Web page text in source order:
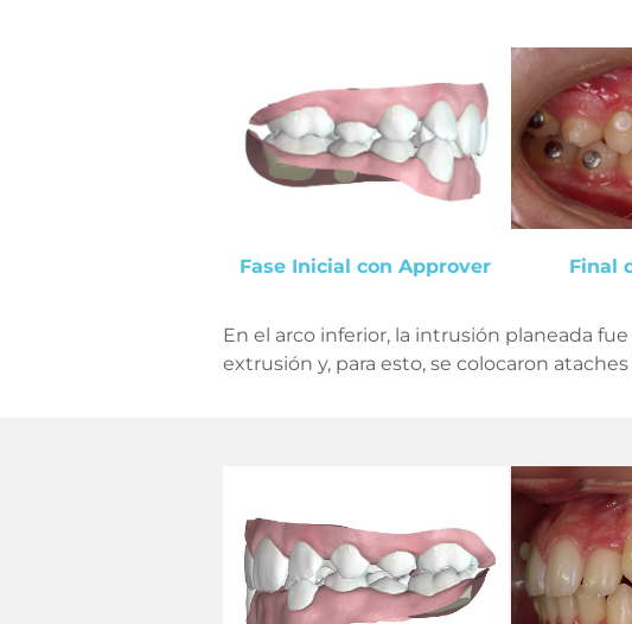
Fase Inicial con Approver Final
En el arco inferior, la intrusión planeada
extrusión y, para esto, se colocaron